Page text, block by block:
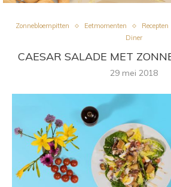
Zonnebloempitten Eetmomenten Recepten
Diner
CAESAR SALADE MET
29 mei 2018